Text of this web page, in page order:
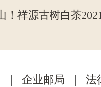
！祥源古树白茶
｜ 企业邮局 ｜ 法